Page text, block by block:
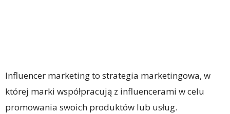
Influencer marketing to strategia marketingowa, w
której marki współpracują z influencerami w celu
promowania swoich produktów lub usług.